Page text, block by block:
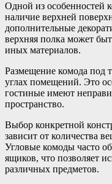
Одной из особенностей
наличие верхней
дополнительные
верхняя полка может
иных материалов.
Размещение комода под
углах помещений. Это
гостиные имеют
пространство.
Выбор конкретной
зависит от количества
Угловые комоды часто
ящиков, что позволяет
различных предметов.